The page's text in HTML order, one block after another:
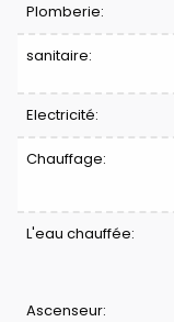
Plomberie:
sanitaire:
Electricité:
Chauffage:
L'eau chauffée:
Ascenseur: